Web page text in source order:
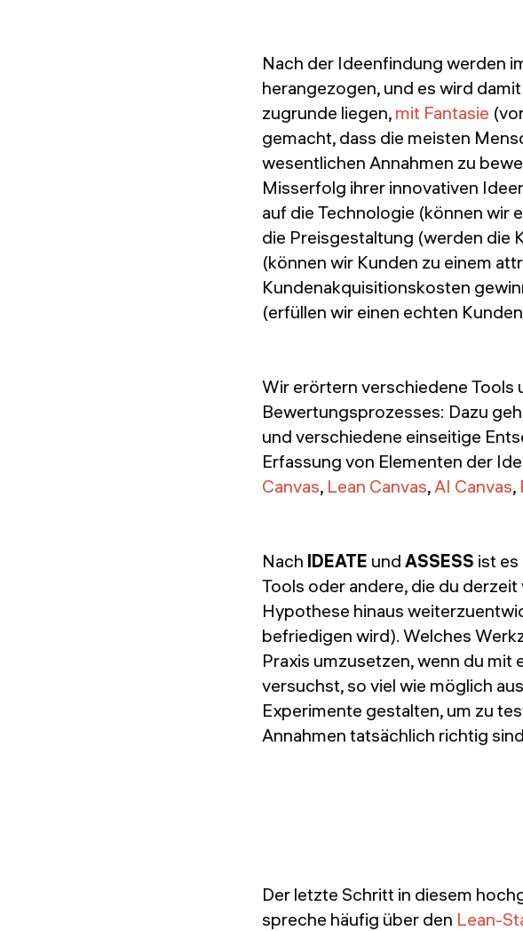
Nach der Ideenfindung werden
herangezogen, und es wird
zugrunde liegen, mit Fantasie
gemacht, dass die meisten
wesentlichen Annahmen zu
Misserfolg ihrer innovativen
auf die Technologie (können wir
die Preisgestaltung (werden die
(können wir Kunden zu einem
Kundenakquisitionskosten
(erfüllen wir einen echten
Wir erörtern verschiedene Tools
Bewertungsprozesses: Dazu
und verschiedene einseitige
Erfassung von Elementen der
Canvas, Lean Canvas, AI Canvas,
Nach IDEATE und ASSESS ist es
Tools oder andere, die du
Hypothese hinaus
befriedigen wird). Welches
Praxis umzusetzen, wenn du
versuchst, so viel wie möglich
Experimente gestalten, um zu
Annahmen tatsächlich richtig
Der letzte Schritt in diesem
spreche häufig über den Lean-